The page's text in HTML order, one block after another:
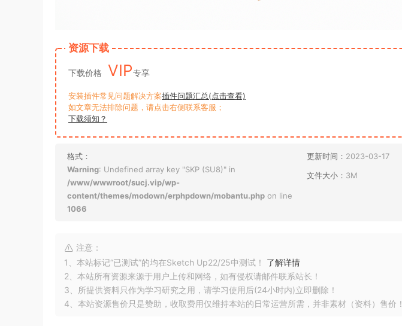
资源下载
下载价格 VIP专享
安装插件常见问题解决方案插件问题汇总(点击查看)
如文章无法排除问题，请点击右侧联系客服；
下载须知？
格式：
Warning: Undefined array key "SKP (SU8)" in
/www/wwwroot/sucj.vip/wp-
content/themes/modown/erphpdown/mobantu.php on line
1066
更新时间： 2023-03-17
文件大小： 3M
注意：
1、本站标记“已测试”的均在Sketch Up22/25中测试！ 了解详情
2、本站所有资源来源于用户上传和网络，如有侵权请邮件联系站长！
3、所提供资料只作为学习研究之用，请学习使用后(24小时内)立即删除！
4、本站资源售价只是赞助，收取费用仅维持本站的日常运营所需，并非素材（资料）售价！